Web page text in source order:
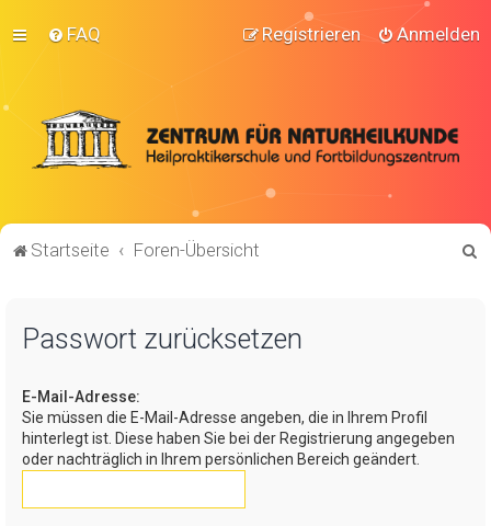
FAQ Anmelden
Registrieren
Startseite Foren-Übersicht
Passwort zurücksetzen
E-Mail-Adresse:
Sie müssen die E-Mail-Adresse angeben, die in Ihrem Profil
hinterlegt ist. Diese haben Sie bei der Registrierung angegeben
oder nachträglich in Ihrem persönlichen Bereich geändert.